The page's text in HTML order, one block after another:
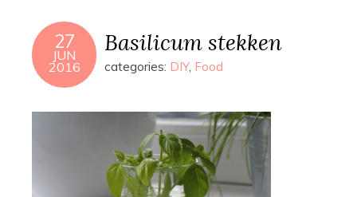
27
JUN
2016
Basilicum stekken
categories: DIY, Food